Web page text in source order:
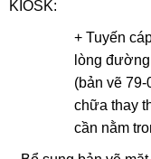
KIOSK:
+ Tuyến
lòng
(bản vẽ
chữa thay
cần nằm